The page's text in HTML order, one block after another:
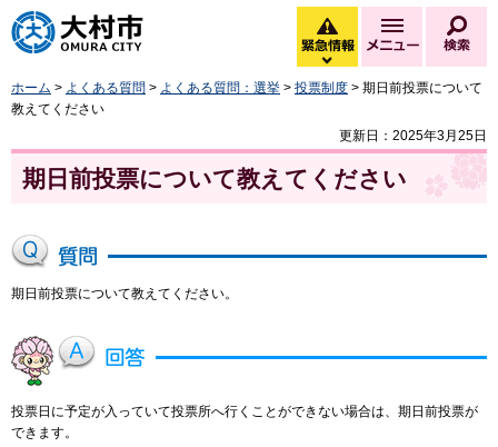
大村市
緊急情報
緊急情報を開く
メニュー
ホーム > よくある質問 > よくある質問：選挙 > 投票制度 > 期日前投票について
教えてください
更新日：2025年3月25日
期日前投票について教えてください
期日前投票について教えてください。
投票日に予定が入っていて投票所へ行くことができない場合は、期日前投票が
できます。